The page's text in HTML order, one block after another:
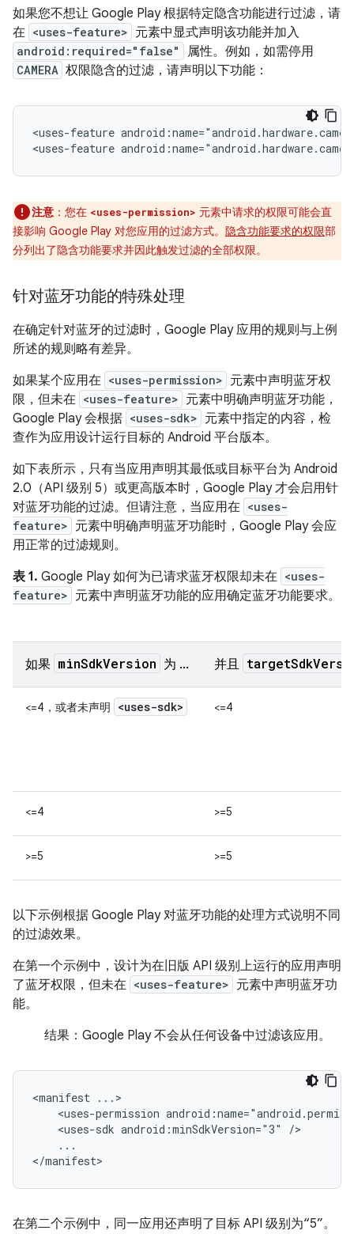
如果您不想让 Google Play 根据特定隐含功能进行过滤，请
在 <uses-feature> 元素中显式声明该功能并加入
android:required="false" 属性。例如，如需停用
CAMERA 权限隐含的过滤，请声明以下功能：
<uses-feature
<uses-feature
注意 ：您在 <uses-permission> 元素中请求的权限可能会直
接影响 Google Play 对您应用的过滤方式。 隐含功能要求的权限部
分列出了隐含功能要求并因此触发过滤的全部权限。
针对蓝牙功能的特殊处理
在确定针对蓝牙的过滤时，Google Play 应用的规则与上例
所述的规则略有差异。
如果某个应用在 <uses-permission> 元素中声明蓝牙权
限，但未在 <uses-feature> 元素中明确声明蓝牙功能，
Google Play 会根据 <uses-sdk> 元素中指定的内容，检
查作为应用设计运行目标的 Android 平台版本。
如下表所示，只有当应用声明其最低或目标平台为 Android
2.0（API 级别 5）或更高版本时，Google Play 才会启用针
对蓝牙功能的过滤。但请注意，当应用在 <uses-
feature> 元素中明确声明蓝牙功能时，Google Play 会应
用正常的过滤规则。
表 1. Google Play 如何为已请求蓝牙权限却未在 <uses-
feature> 元素中声明蓝牙功能的应用确定蓝牙功能要求。
如果 minSdkVersion 为 ... 并且
<=4，或者未声明 <uses-sdk> <=4
<=4 >=5
>=5 >=5
以下示例根据 Google Play 对蓝牙功能的处理方式说明不同
的过滤效果。
在第一个示例中，设计为在旧版 API 级别上运行的应用声明
了蓝牙权限，但未在 <uses-feature> 元素中声明蓝牙功
能。
结果： Google Play 不会从任何设备中过滤该应用。
<manifest
<uses-permission
<uses-sdk android:minSdkVersion="3"
...
</manifest>
在第二个示例中，同一应用还声明了目标 API 级别为“5”。